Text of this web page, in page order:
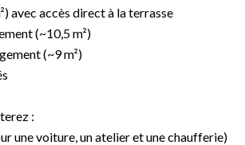
avec accès direct à la terrasse
(~10,5 m²)
(~9 m²)
:
une voiture, un atelier et une chaufferie)